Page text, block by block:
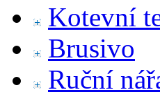
Kotevní
Brusivo
Ruční